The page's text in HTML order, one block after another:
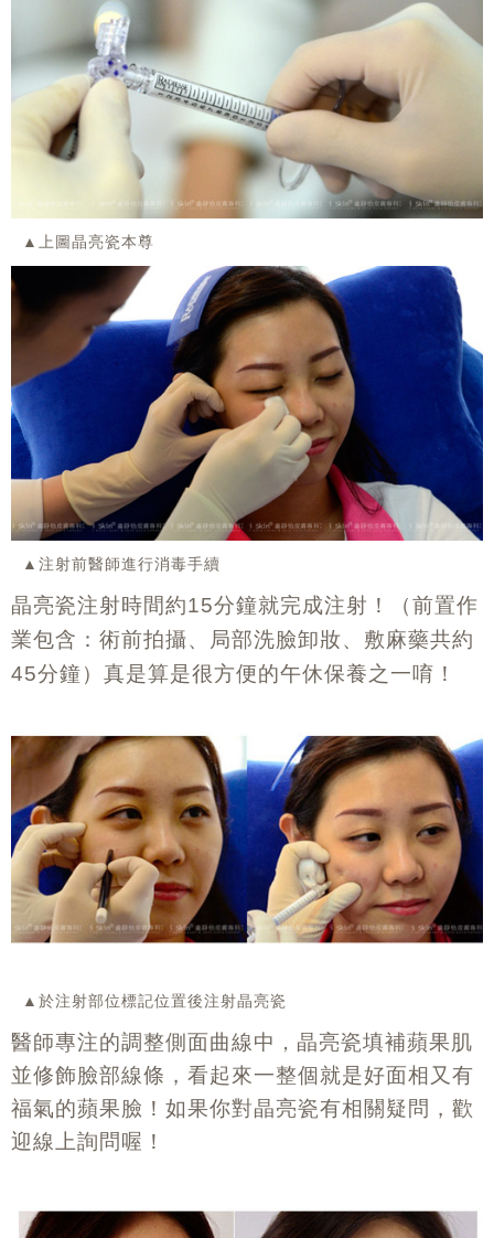
▲上圖晶亮瓷本尊
▲注射前醫師進行消毒手續
晶亮瓷注射時間約15分鐘就完成注射！（前置作
業包含：術前拍攝、局部洗臉卸妝、敷麻藥共約
45分鐘）真是算是很方便的午休保養之一唷！
▲於注射部位標記位置後注射晶亮瓷
醫師專注的調整側面曲線中 ， 晶亮瓷填補蘋果肌
並修飾臉部線條，看起來一整個就是好面相又有
福氣的蘋果臉！ 如果你對晶亮瓷有相關疑問，歡
迎線上詢問喔！